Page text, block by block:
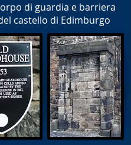
di guardia e barriera
castello di Edimburgo